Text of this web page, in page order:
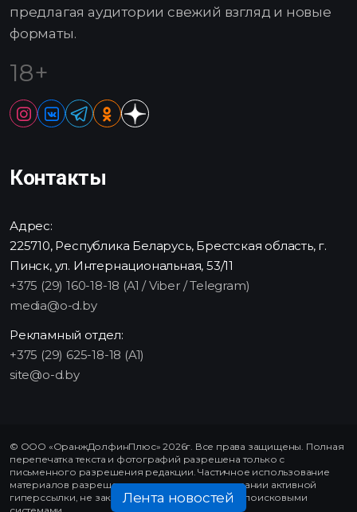
предлагая аудитории свежий взгляд и новые
форматы.
18+
Контакты
Адрес:
225710, Республика Беларусь, Брестская область, г.
Пинск, ул. Интернациональная, 53/11
+375 (29) 160-18-18 (A1 / Viber / Telegram)
media@o-d.by
Рекламный отдел:
+375 (29) 625-18-18 (A1)
site@o-d.by
© ООО «ОранжДолфинПлюс» 2026г. Все права защищены. Полная
перепечатка текста и фотографий разрешена только с
письменного разрешения редакции. Частичное использование
материалов разрешено только при использовании активной
гиперссылки, не закрытой от индексирования поисковыми
Лента новостей